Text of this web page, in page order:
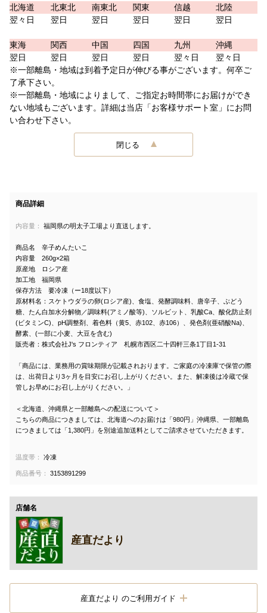
北海道
北東北 南東北 関東 信越
北陸
翌々日
翌日 翌日 翌日 翌日 翌日
東海 関西 中国 四国 九州
沖縄
翌日
翌日 翌日 翌日 翌々日
翌々日
※一部離島・地域は到着予定日が伸びる事がございます。何卒ご
了承下さい。
※一部離島・地域によりまして、ご指定お時間帯にお届けができ
ない地域もございます。詳細は当店「お客様サポート室」にお問
い合わせ下さい。
閉じる
商品詳細
内容量： 福岡県の明太子工場より直送します。
商品名 辛子めんたいこ
内容量 260g×2箱
原産地 ロシア産
加工地 福岡県
保存方法 要冷凍（ー18度以下）
原材料名：スケトウダラの卵(ロシア産)、食塩、発酵調味料、唐辛子、ぶどう
糖、たん白加水分解物／調味料(アミノ酸等)、ソルビット、乳酸Ca、酸化防止剤
(ビタミンC)、pH調整剤、着色料（黄5、赤102、赤106）、発色剤(亜硝酸Na)、
酵素、(一部に小麦、大豆を含む)
販売者：株式会社J's フロンティア 札幌市西区二十四軒三条1丁目1-31
「商品には、業務用の賞味期限が記載されおります。ご家庭の冷凍庫で保管の際
は、出荷日より3ヶ月を目安にお召し上がりください。また、解凍後は冷蔵で保
管しお早めにお召し上がりください。」
＜北海道、沖縄県と一部離島への配送について＞
こちらの商品につきましては、北海道へのお届けは「980円」沖縄県、一部離島
につきましては「1,380円」を別途追加送料としてご請求させていただきます。
温度帯： 冷凍
商品番号： 3153891299
店舗名
産直だより
産直だより のご利用ガイド